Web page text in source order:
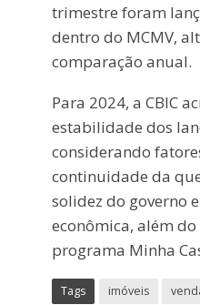
trimestre foram
dentro do MCMV,
comparação anual.
Para 2024, a CBIC
estabilidade dos
considerando
continuidade da
solidez do governo
econômica, além
programa Minha
Tags imóveis